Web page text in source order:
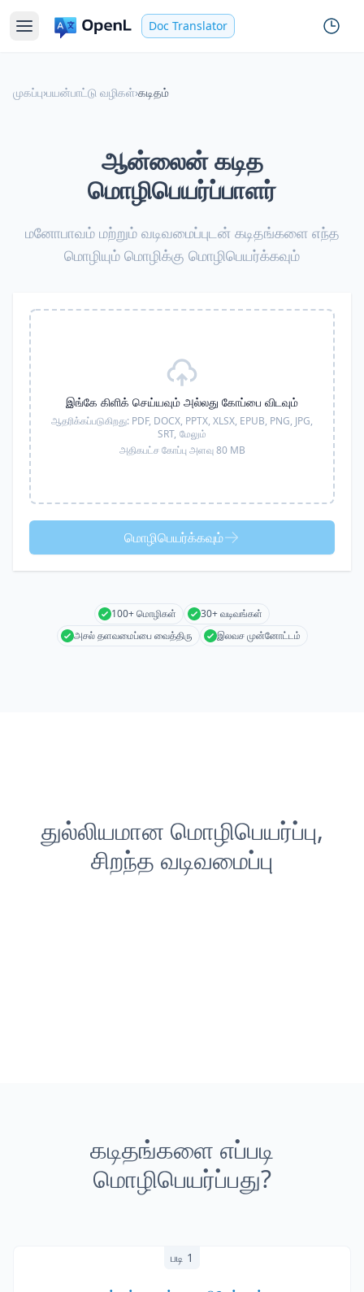
Doc Translator
முகப்பு›பயன்பாட்டு வழிகள்›கடிதம்
ஆன்லைன் கடித
மொழிபெயர்ப்பாளர்
மனோபாவம் மற்றும் வடிவமைப்புடன் கடிதங்களை எந்த
மொழியும் மொழிக்கு மொழிபெயர்க்கவும்
இங்கே கிளிக் செய்யவும் அல்லது கோப்பை விடவும்
ஆதரிக்கப்படுகிறது: PDF, DOCX, PPTX, XLSX, EPUB, PNG, JPG,
SRT, மேலும்
அதிகபட்ச கோப்பு அளவு 80 MB
மொழிபெயர்க்கவும்
100+ மொழிகள்
30+ வடிவங்கள்
அசல் தளவமைப்பை வைத்திரு
இலவச முன்னோட்டம்
துல்லியமான மொழிபெயர்ப்பு,
சிறந்த வடிவமைப்பு
கடிதங்களை எப்படி
மொழிபெயர்ப்பது?
படி 1